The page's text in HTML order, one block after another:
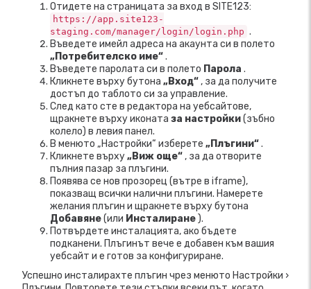
Отидете на страницата за вход в SITE123:
https://app.site123-
staging.com/manager/login/login.php .
Въведете имейл адреса на акаунта си в полето
„Потребителско име“.
Въведете паролата си в полето Парола .
Кликнете върху бутона „Вход“ , за да получите
достъп до таблото си за управление.
След като сте в редактора на уебсайтове,
щракнете върху иконата за настройки(зъбно
колело) в левия панел.
В менюто „Настройки“ изберете „Плъгини“.
Кликнете върху„Виж още“ , за да отворите
пълния пазар за плъгини.
Появява се нов прозорец (вътре в iframe),
показващ всички налични плъгини. Намерете
желания плъгин и щракнете върху бутона
Добавяне(или Инсталиране).
Потвърдете инсталацията, ако бъдете
подканени. Плъгинът вече е добавен към вашия
уебсайт и е готов за конфигуриране.
Успешно инсталирахте плъгин чрез менюто Настройки ›